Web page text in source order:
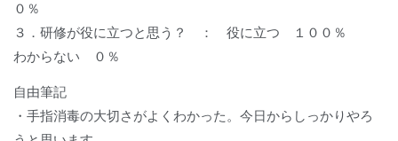
０％
３．研修が役に立つと思う？ ： 役に立つ １００％
わからない ０％
自由筆記
・手指消毒の大切さがよくわかった。今日からしっかりやろ